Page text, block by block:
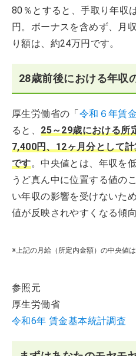
80％とすると、手取り年収
円。ボーナスを含めず、月
り額は、約24万円です。
28歳前後における年収
厚生労働省の「令和６年賃
ると、25～29歳における所
7,400円、12ヶ月分として
です。中央値とは、年収を
うど真ん中に位置する値の
い年収の影響を受けないた
値が反映されやすくなる傾
※上記の月給（所定内金額）の中央値
参照元
厚生労働省
令和6年 賃金基本統計調査